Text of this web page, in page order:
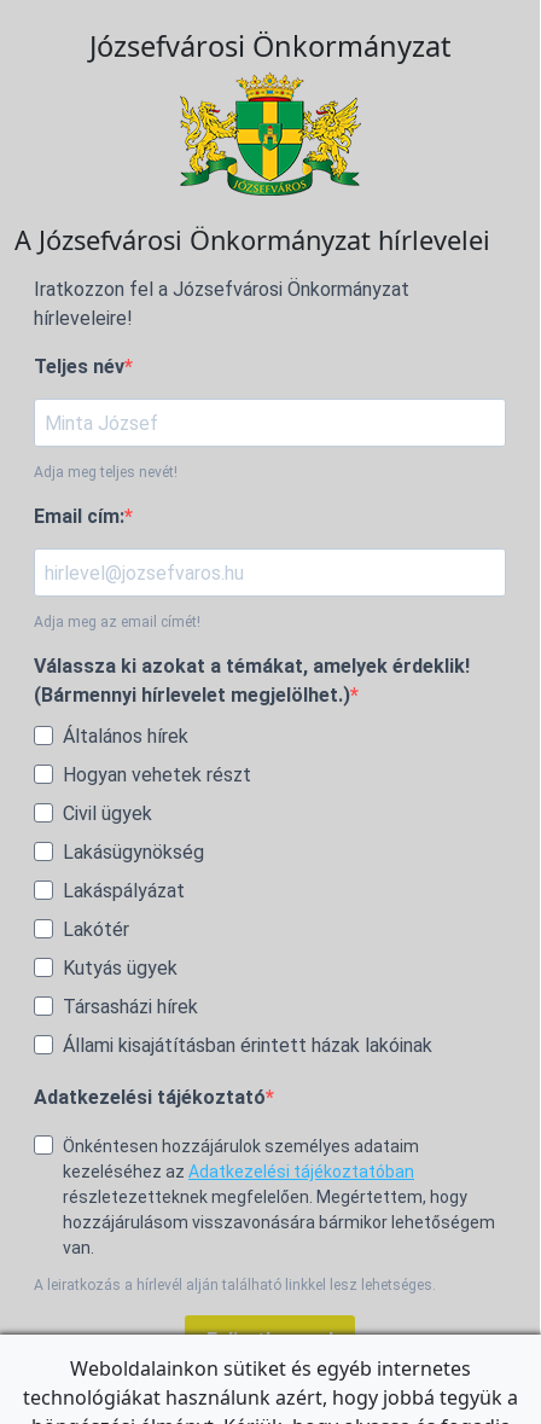
Józsefvárosi Önkormányzat
A Józsefvárosi Önkormányzat hírlevelei
Iratkozzon fel a Józsefvárosi Önkormányzat
hírleveleire!
Teljes név
Adja meg teljes nevét!
Email cím:
Adja meg az email címét!
Válassza ki azokat a témákat, amelyek érdeklik!
(Bármennyi hírlevelet megjelölhet.)
Általános hírek
Hogyan vehetek részt
Civil ügyek
Lakásügynökség
Lakáspályázat
Lakótér
Kutyás ügyek
Társasházi hírek
Állami kisajátításban érintett házak lakóinak
Adatkezelési tájékoztató
Önkéntesen hozzájárulok személyes adataim
kezeléséhez az Adatkezelési tájékoztatóban
részletezetteknek megfelelően. Megértettem, hogy
hozzájárulásom visszavonására bármikor lehetőségem
van.
A leiratkozás a hírlevél alján található linkkel lesz lehetséges.
Feliratkozom!
Weboldalainkon sütiket és egyéb internetes
technológiákat használunk azért, hogy jobbá tegyük a